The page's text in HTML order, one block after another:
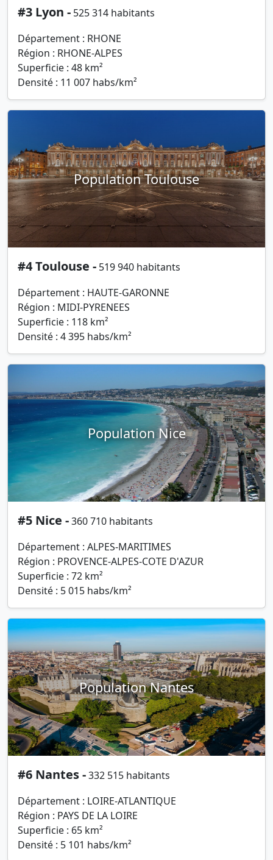
#3 Lyon - 525 314 habitants
Département : RHONE
Région : RHONE-ALPES
Superficie : 48 km²
Densité : 11 007 habs/km²
Population Toulouse
#4 Toulouse - 519 940 habitants
Département : HAUTE-GARONNE
Région : MIDI-PYRENEES
Superficie : 118 km²
Densité : 4 395 habs/km²
Population Nice
#5 Nice -360 710 habitants
Département : ALPES-MARITIMES
Région : PROVENCE-ALPES-COTE D'AZUR
Superficie : 72 km²
Densité : 5 015 habs/km²
Population Nantes
#6 Nantes -332 515 habitants
Département : LOIRE-ATLANTIQUE
Région : PAYS DE LA LOIRE
Superficie : 65 km²
Densité : 5 101 habs/km²